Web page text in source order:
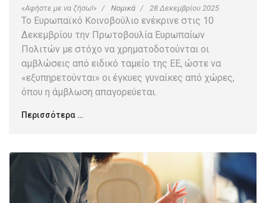
«Αφήστε με να ζήσω!» Νομικά 28 Δεκεμβρίου 2025
Το Ευρωπαϊκό Κοινοβούλιο ενέκρινε στις 10
Δεκεμβρίου την Πρωτοβουλία Ευρωπαίων
Πολιτών με στόχο να χρηματοδοτούνται οι
αμβλώσεις από ειδικό ταμείο της ΕΕ, ώστε να
«εξυπηρετούνται» οι έγκυες γυναίκες από χώρες,
όπου η άμβλωση απαγορεύεται.
Περισσότερα …